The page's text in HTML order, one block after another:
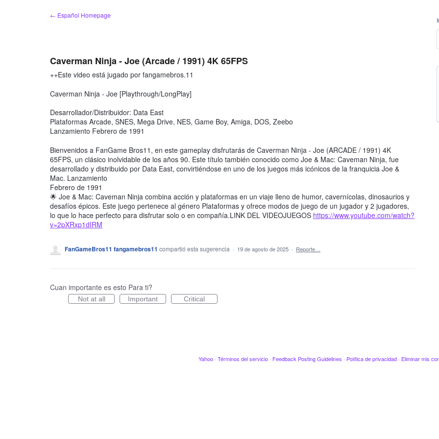
← Español Homepage
Caverman Ninja - Joe (Arcade / 1991) 4K 65FPS
++Este video está jugado por fangamebros.11
Caverman Ninja - Joe [Playthrough/LongPlay]
Desarrollador/Distribuidor: Data East
Plataformas Arcade, SNES, Mega Drive, NES, Game Boy, Amiga, DOS, Zeebo
Lanzamiento Febrero de 1991
Bienvenidos a FanGame Bros11, en este gameplay disfrutarás de Caverman Ninja - Joe (ARCADE / 1991) 4K
65FPS, un clásico inolvidable de los años 90. Este título también conocido como Joe & Mac: Caveman Ninja, fue
desarrollado y distribuido por Data East, convirtiéndose en uno de los juegos más icónicos de la franquicia Joe &
Mac. Lanzamiento
Febrero de 1991
🌟 Joe & Mac: Caveman Ninja combina acción y plataformas en un viaje lleno de humor, cavernícolas, dinosaurios y
desafíos épicos. Este juego pertenece al género Plataformas y ofrece modos de juego de un jugador y 2 jugadores,
lo que lo hace perfecto para disfrutar solo o en compañía.LINK DEL VIDEOJUEGOS https://www.youtube.com/watch?
v=2pXRxp1dIRM
FanGameBros11 fangamebros11 compartió esta sugerencia · 19 de agosto de 2025 · Reporte…
Cuan importante es esto Para ti?
Not at all Important Critical
Yahoo · Términos del servicio · Feedback Posting Guidelines · Política de privacidad · Eliminar mis